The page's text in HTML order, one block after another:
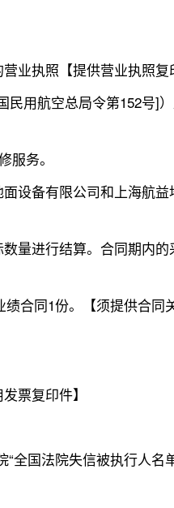
业执照【提供营业执照复
用航空总局令第152号]
务。
设备有限公司和上海航益
量进行结算。合同期内
合同1份。【须提供合同
票复印件】
全国法院失信被执行人名